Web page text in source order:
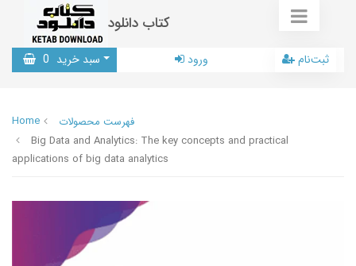
کتاب دانلود
سبد خرید 0 ورود ثبت‌نام
Home
فهرست محصولات
Big Data and Analytics: The key concepts and practical
applications of big data analytics